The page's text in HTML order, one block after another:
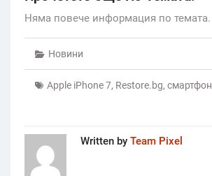
Няма повече информация по темата.
Новини
Apple iPhone 7, Restore.bg, смартфон
Written by Team Pixel